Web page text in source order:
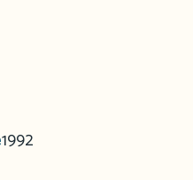
1992